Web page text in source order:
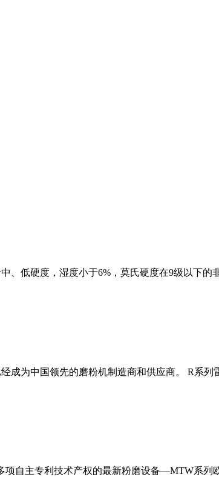
、低硬度，湿度小于6%，莫氏硬度在9级以下
成为中国领先的磨粉机制造商和供应商。 R系
自主专利技术产权的最新粉磨设备—MTW系列